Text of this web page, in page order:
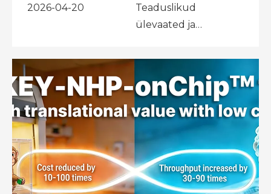
2026-04-20
Teaduslikud
ülevaated ja